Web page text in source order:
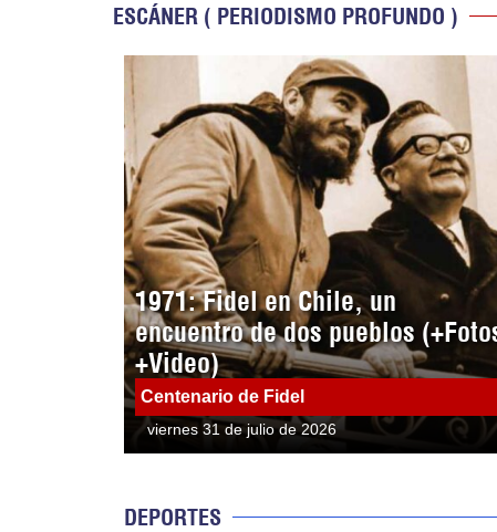
ESCÁNER ( PERIODISMO PROFUNDO )
1971: Fidel en Chile, un
encuentro de dos pueblos
+Video)
Centenario de Fidel
viernes 31 de julio de 2026
DEPORTES